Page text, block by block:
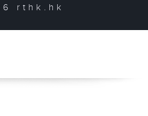
rthk.hk